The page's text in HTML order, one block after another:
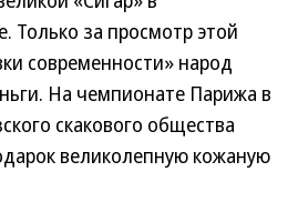
Только за просмотр этой
современности» народ
На чемпионате Парижа в
скакового общества
великолепную кожаную